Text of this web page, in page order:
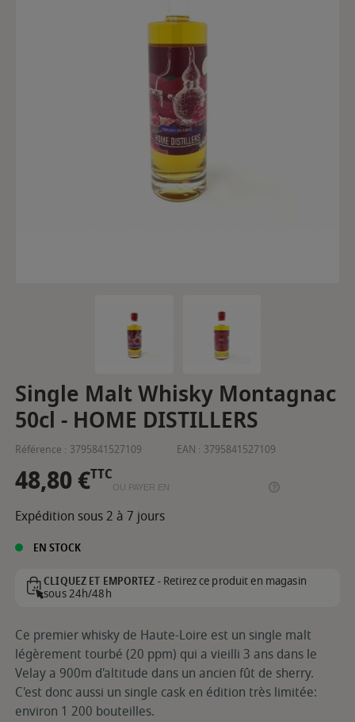
Single Malt Whisky Montagnac
50cl - HOME DISTILLERS
Référence : 3795841527109 EAN : 3795841527109
48,80 €TTC
OU PAYER EN
Expédition sous 2 à 7 jours
EN STOCK
CLIQUEZ ET EMPORTEZ -Retirez ce produit en magasin
sous 24h/48h
Ce premier whisky de Haute-Loire est un single malt
légèrement tourbé (20 ppm) qui a vieilli 3 ans dans le
Velay a 900m d'altitude dans un ancien fût de sherry.
C'est donc aussi un single cask en édition très limitée:
environ 1 200 bouteilles.